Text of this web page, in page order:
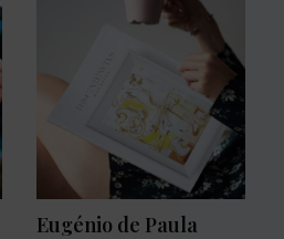
Eugénio de Paula